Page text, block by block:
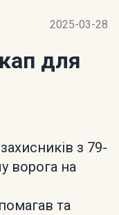
2025-03-28
для
з 79-
ворога на
та